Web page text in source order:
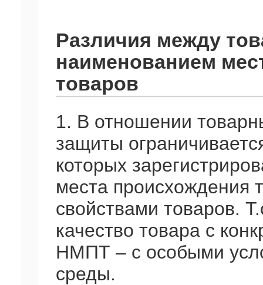
Различия между
наименованием
товаров
1. В отношении
защиты
которых
места происхождения
свойствами товаров.
качество товара с
НМПТ – с особыми
среды.